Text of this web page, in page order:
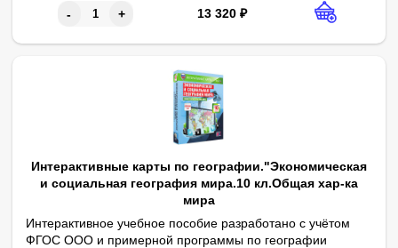
- + 13 320 ₽
Интерактивные карты по географии."Экономическая
и социальная география мира.10 кл.Общая хар-ка
мира
Интерактивное учебное пособие разработано с учётом
ФГОС ООО и примерной программы по географии